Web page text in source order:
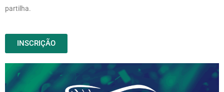
partilha.
INSCRIÇÃO